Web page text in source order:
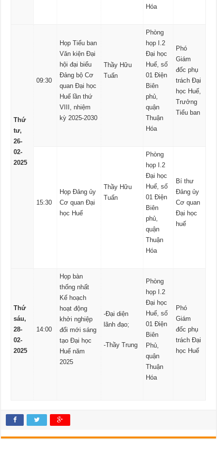
Hóa
Thứ
tư,
26-
02-
2025
09:30
Họp Tiểu ban
Văn kiện Đại
hội đại biểu
Đảng bộ Cơ
quan Đại học
Huế lần thứ
VIII, nhiệm
kỳ 2025-2030
Thầy Hữu
Tuấn
Phòng
họp I.2
Đại học
Huế, số
01 Điện
Biên
phủ,
quận
Thuận
Hóa
Phó
Giám
đốc phụ
trách Đại
học Huế,
Trưởng
Tiểu ban
15:30
Họp Đảng ủy
Cơ quan Đại
học Huế
Thầy Hữu
Tuấn
Phòng
họp I.2
Đại học
Huế, số
01 Điện
Biên
phủ,
quận
Thuận
Hóa
Bí thư
Đảng ủy
Cơ quan
Đại học
huế
Thứ
sáu,
28-
02-
2025
14:00
Họp bàn
thống nhất
Kế hoạch
hoạt động
khởi nghiệp
đổi mới sáng
tạo Đại học
Huế năm
2025
-Đại diện
lãnh đạo;
-Thầy Trung
Phòng
họp I.2
Đại học
Huế, số
01 Điện
Biên
Phủ,
quận
Thuận
Hóa
Phó
Giám
đốc phụ
trách Đại
học Huế